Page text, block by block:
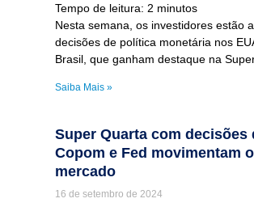
Tempo de leitura: 2 minutos
Nesta semana, os investidores estão
decisões de política monetária nos
Brasil, que ganham destaque na
Saiba Mais »
Super Quarta com decisões
Copom e Fed movimentam o
mercado
16 de setembro de 2024